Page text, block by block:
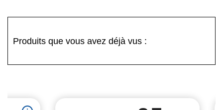
Produits que vous avez déjà vus :